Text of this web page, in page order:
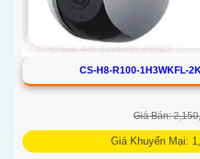
CS-H8-R100-1H3WKFL-
Giá Bán:
Giá Khuyến Mại: